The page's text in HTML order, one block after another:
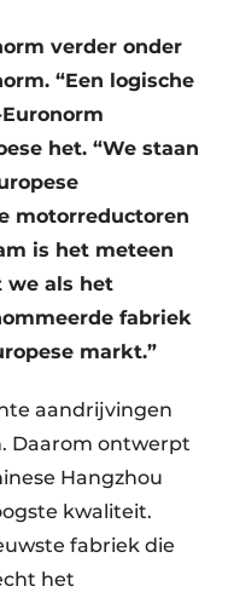
verder onder
“Een logische
het. “We staan
motorreductoren
is het meteen
we als het
fabriek
markt.”
aandrijvingen
Daarom ontwerpt
Hangzhou
kwaliteit.
fabriek die
het